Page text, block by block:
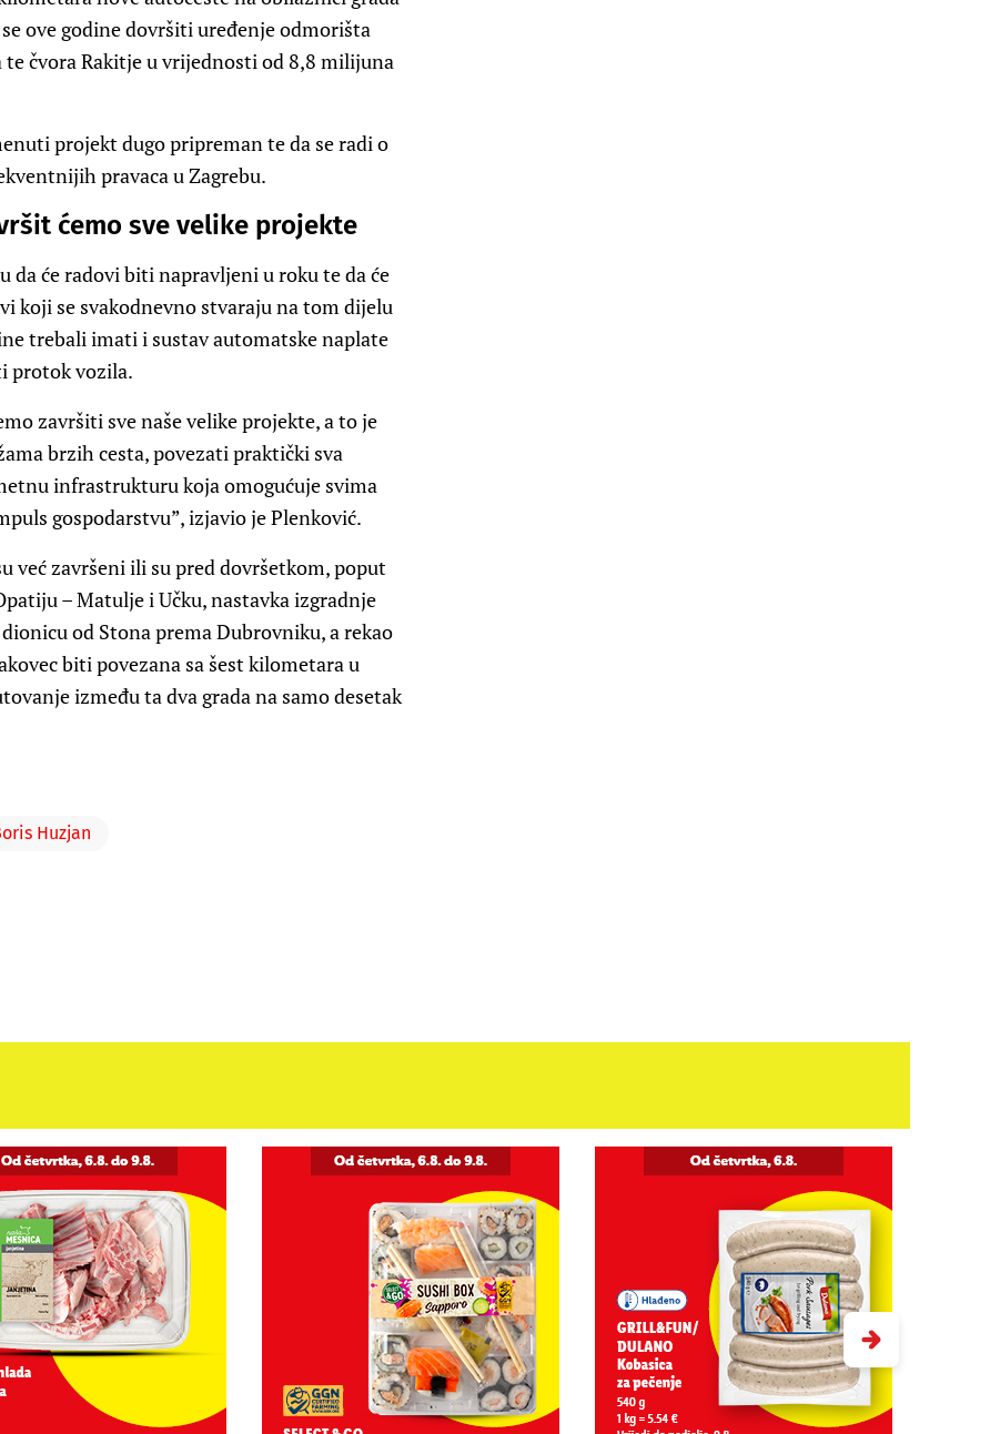
ove godine dovršiti uređenje odmorišta
čvora Rakitje u vrijednosti od 8,8 milijuna
projekt dugo pripreman te da se radi o
pravaca u Zagrebu.
ćemo sve velike projekte
će radovi biti napravljeni u roku te da će
koji se svakodnevno stvaraju na tom dijelu
trebali imati i sustav automatske naplate
protok vozila.
završiti sve naše velike projekte, a to je
brzih cesta, povezati praktički sva
infrastrukturu koja omogućuje svima
gospodarstvu”, izjavio je Plenković.
već završeni ili su pred dovršetkom, poput
– Matulje i Učku, nastavka izgradnje
od Stona prema Dubrovniku, a rekao
biti povezana sa šest kilometara u
između ta dva grada na samo desetak
Huzjan